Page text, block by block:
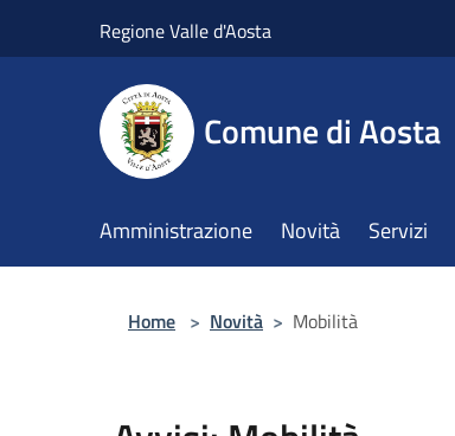
Regione Valle d'Aosta
Comune di Aosta
Amministrazione Novità Servizi
Home > Novità > Mobilità